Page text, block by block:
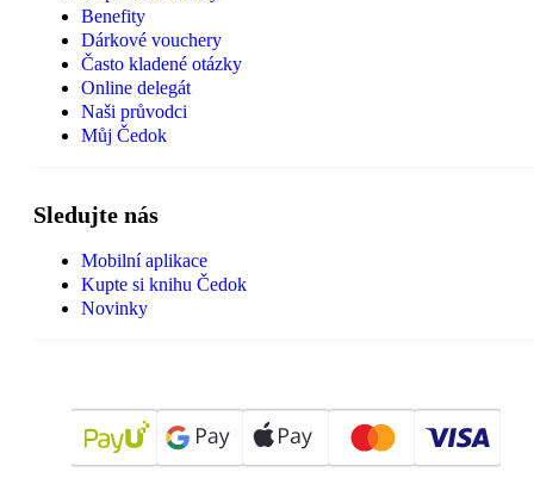
Benefity
Dárkové vouchery
Často kladené otázky
Online delegát
Naši průvodci
Můj Čedok
Sledujte nás
Mobilní aplikace
Kupte si knihu Čedok
Novinky